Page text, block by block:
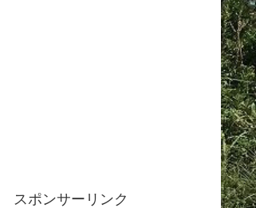
スポンサーリンク